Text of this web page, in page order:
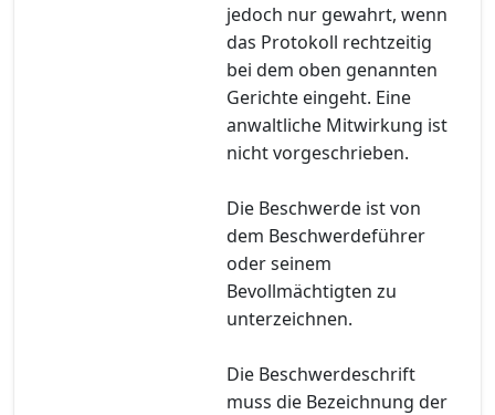
jedoch nur gewahrt, wenn
das Protokoll rechtzeitig
bei dem oben genannten
Gerichte eingeht. Eine
anwaltliche Mitwirkung ist
nicht vorgeschrieben.
Die Beschwerde ist von
dem Beschwerdeführer
oder seinem
Bevollmächtigten zu
unterzeichnen.
Die Beschwerdeschrift
muss die Bezeichnung der